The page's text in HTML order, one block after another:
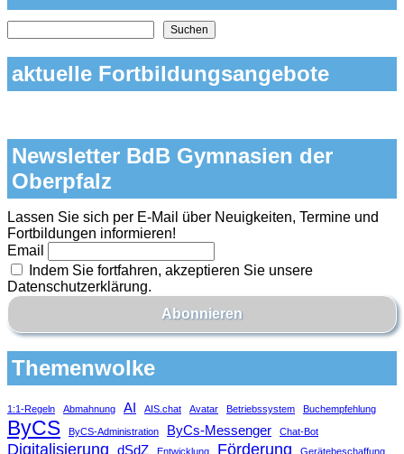
Nach Themen und Inhalten auf der Seite suchen
Suchen
aktuelle Fortbildungsangebote
Newsletter BdB Gymnasien der
Oberpfalz
Lassen Sie sich per E-Mail über Neuigkeiten, Termine und
Fortbildungen informieren!
Email
Indem Sie fortfahren, akzeptieren Sie unsere
Datenschutzerklärung.
Themenwolke
1:1-Regeln Abmahnung AI AIS.chat Avatar Betriebssystem Buchempfehlung
ByCS ByCS-Administration ByCs-Messenger Chat-Bot
Digitalisierung dSdZ Entwicklung Förderung Gerätebeschaffung